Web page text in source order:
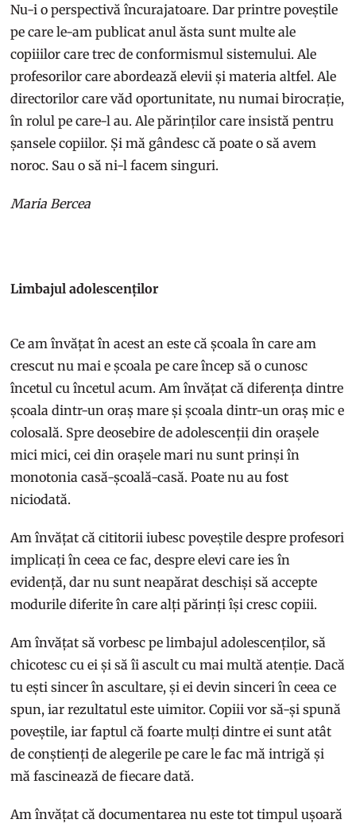
Nu-i o perspectivă încurajatoare. Dar printre poveștile
pe care le-am publicat anul ăsta sunt multe ale
copiiilor care trec de conformismul sistemului. Ale
profesorilor care abordează elevii și materia altfel. Ale
directorilor care văd oportunitate, nu numai birocrație,
în rolul pe care-l au. Ale părinților care insistă pentru
șansele copiilor. Și mă gândesc că poate o să avem
noroc. Sau o să ni-l facem singuri.
Maria Bercea
Limbajul adolescenților
Ce am învățat în acest an este că școala în care am
crescut nu mai e școala pe care încep să o cunosc
încetul cu încetul acum. Am învățat că diferența dintre
școala dintr-un oraș mare și școala dintr-un oraș mic e
colosală. Spre deosebire de adolescenții din orașele
mici mici, cei din orașele mari nu sunt prinși în
monotonia casă-școală-casă. Poate nu au fost
niciodată.
Am învățat că cititorii iubesc poveștile despre profesori
implicați în ceea ce fac, despre elevi care ies în
evidență, dar nu sunt neapărat deschiși să accepte
modurile diferite în care alți părinți își cresc copiii.
Am învățat să vorbesc pe limbajul adolescenților, să
chicotesc cu ei și să îi ascult cu mai multă atenție. Dacă
tu ești sincer în ascultare, și ei devin sinceri în ceea ce
spun, iar rezultatul este uimitor. Copiii vor să-și spună
poveștile, iar faptul că foarte mulți dintre ei sunt atât
de conștienți de alegerile pe care le fac mă intrigă și
mă fascinează de fiecare dată.
Am învățat că documentarea nu este tot timpul ușoară